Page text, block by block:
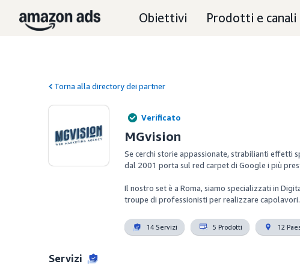
Obiettivi Prodotti e canali
Torna alla directory dei partner
Verificato
MGvision
Se cerchi storie appassionate, strabilianti effetti
dal 2001 porta sul red carpet di Google i più
Il nostro set è a Roma, siamo specializzati in
troupe di professionisti per realizzare capolavori.
14 Servizi 5 Prodotti 12
Servizi